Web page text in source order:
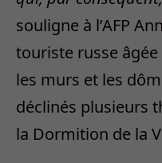
souligne à l’AFP
touriste russe
les murs et les
déclinés plusieurs
la Dormition de la